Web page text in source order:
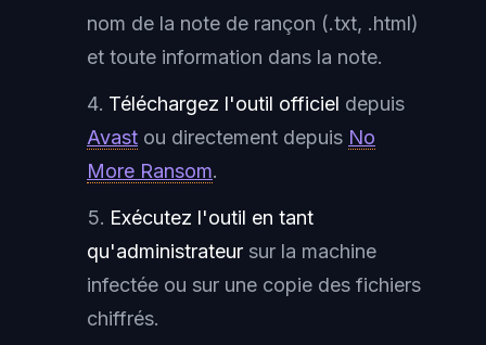
nom de la note de rançon (.txt, .html)
et toute information dans la note.
Téléchargez l'outil officiel depuis
Avast ou directement depuis No
More Ransom.
Exécutez l'outil en tant
qu'administrateur sur la machine
infectée ou sur une copie des fichiers
chiffrés.